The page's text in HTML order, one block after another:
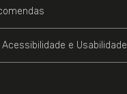
e Usabilidade